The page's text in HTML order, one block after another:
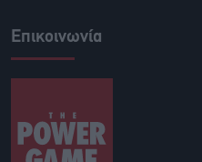
Επικοινωνία